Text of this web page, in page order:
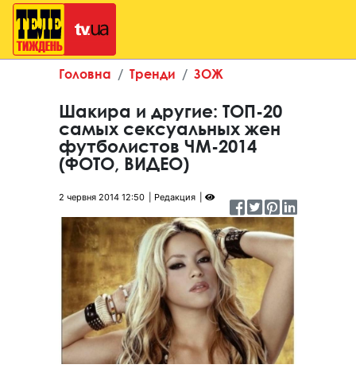
Головна Тренди ЗОЖ
Шакира и другие: ТОП-20
самых сексуальных жен
футболистов ЧМ-2014
(ФОТО, ВИДЕО)
2 червня 2014 12:50 Редакция